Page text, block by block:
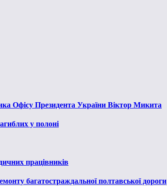
Офісу Президента України Віктор Микита
у полоні
працівників
багатостраждальної полтавської дороги